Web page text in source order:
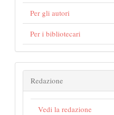
Per gli autori
Per i bibliotecari
Redazione
Vedi la redazione